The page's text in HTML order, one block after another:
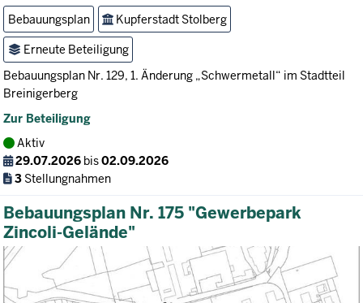
Bebauungsplan Kupferstadt Stolberg
Erneute Beteiligung
Bebauungsplan Nr. 129, 1. Änderung „Schwermetall“ im Stadtteil
Breinigerberg
Zur Beteiligung
Aktiv
29.07.2026 bis02.09.2026
3 Stellungnahmen
Bebauungsplan Nr. 175 "Gewerbepark
Zincoli-Gelände"